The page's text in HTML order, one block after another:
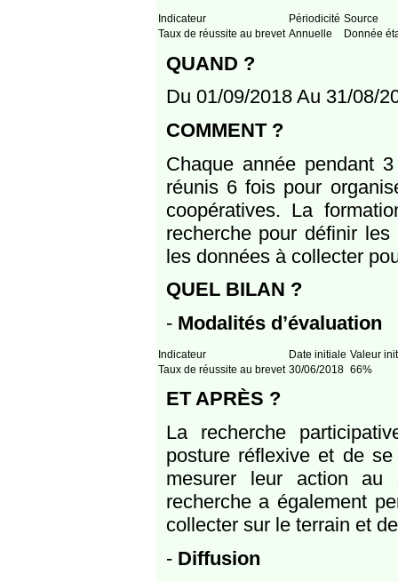
Indicateur Périodicité Source
Taux de réussite au brevet Annuelle Donnée
QUAND ?
Du 01/09/2018 Au 31/08/
COMMENT ?
Chaque année pendant
réunis 6 fois pour
coopératives. La
recherche pour définir
les données à collecter
QUEL BILAN ?
- Modalités d’évaluation
Indicateur Date initiale Valeur
Taux de réussite au brevet 30/06/2018 66%
ET APRÈS ?
La recherche
posture réflexive et de
mesurer leur action au
recherche a également
collecter sur le terrain et
- Diffusion